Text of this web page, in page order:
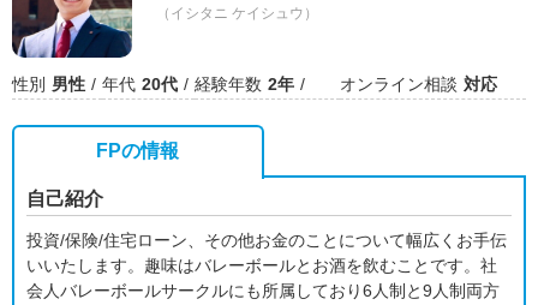
（イシタニ ケイシュウ）
性別 男性 年代 20代 経験年数 2年 オンライン相談 対応
FPの情報
自己紹介
投資/保険/住宅ローン、その他お金のことについて幅広くお手伝
いいたします。趣味はバレーボールとお酒を飲むことです。社
会人バレーボールサークルにも所属しており6人制と9人制両方